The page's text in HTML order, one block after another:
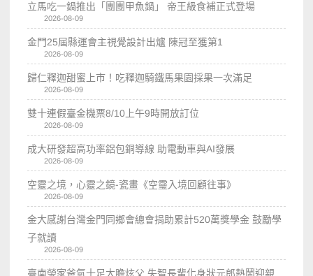
立馬吃一鍋推出「團團甲魚鍋」 帝王級食補正式登場
2026-08-09
金門25屆縣運會主視覺設計出爐 陳冠至獲第1
2026-08-09
歸仁釋迦甜蜜上市！吃釋迦騎鐵馬果園採果一次滿足
2026-08-09
雙十連假臺金機票8/10上午9時開放訂位
2026-08-09
成大研發超高功率鋁包銅導線 助電動車與AI發展
2026-08-09
空靈之境，心靈之鏡-瓷畫《空𩆜入境回顧往事》
2026-08-09
金大感謝台灣金門同鄉會總會捐助累計520萬獎學金 鼓勵學
子就讀
2026-08-09
臺南榮家爸氣十足大膽炫父 失智長輩化身狀元郎熱鬧迎親